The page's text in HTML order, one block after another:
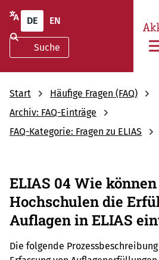
DE EN
Start
Häufige Fragen (FAQ)
Archiv: FAQ-Einträge
FAQ-Kategorie: Fragen zu ELIAS
ELIAS 04 Wie
Hochschulen die
Auflagen in ELIAS
Die folgende